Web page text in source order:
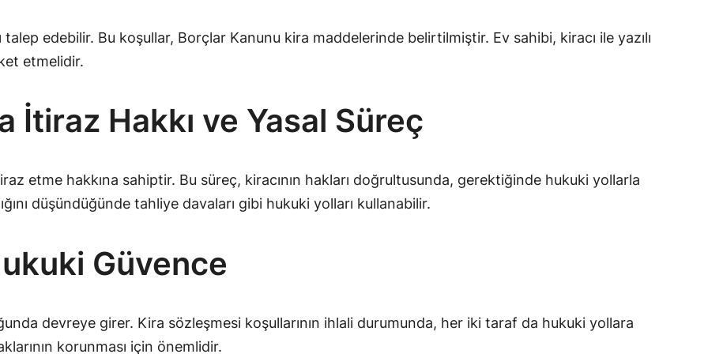
talep edebilir. Bu koşullar, Borçlar Kanunu kira maddelerinde belirtilmiştir. Ev sahibi, kiracı ile yazılı
etmelidir.
İtiraz Hakkı ve Yasal Süreç
etme hakkına sahiptir. Bu süreç, kiracının hakları doğrultusunda, gerektiğinde hukuki yollarla
düşündüğünde tahliye davaları gibi hukuki yolları kullanabilir.
Güvence
devreye girer. Kira sözleşmesi koşullarının ihlali durumunda, her iki taraf da hukuki yollara
korunması için önemlidir.